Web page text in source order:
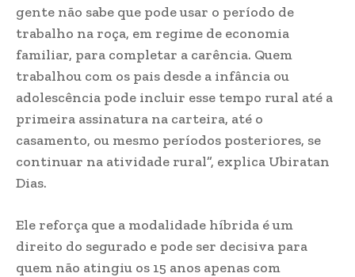
gente não sabe que pode usar o período de
trabalho na roça, em regime de economia
familiar, para completar a carência. Quem
trabalhou com os pais desde a infância ou
adolescência pode incluir esse tempo rural até a
primeira assinatura na carteira, até o
casamento, ou mesmo períodos posteriores, se
continuar na atividade rural”, explica Ubiratan
Dias.
Ele reforça que a modalidade híbrida é um
direito do segurado e pode ser decisiva para
quem não atingiu os 15 anos apenas com